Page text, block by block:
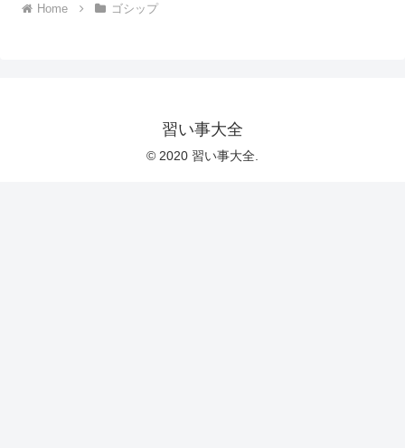
Home ゴシップ
習い事大全
© 2020 習い事大全.